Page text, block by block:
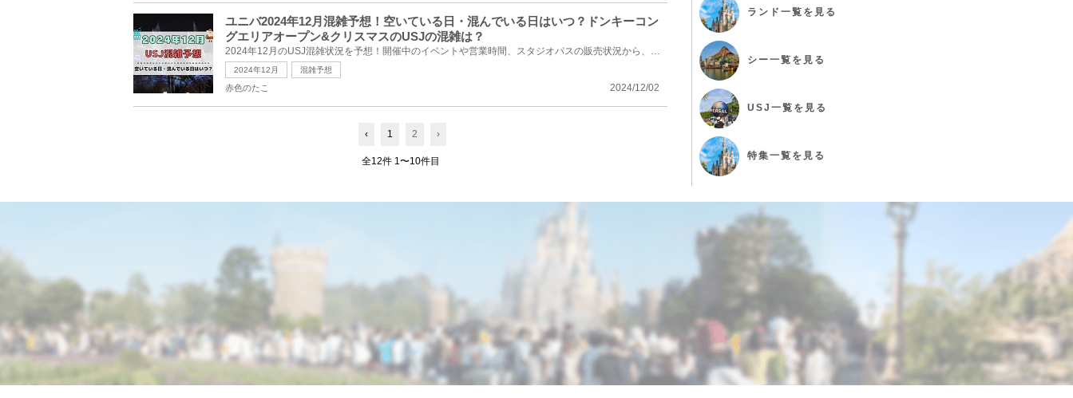
ユニバ2024年12月混雑予想！空いている日・混んでいる日はいつ？ドンキーコン
グエリアオープン&クリスマスのUSJの混雑は？
2024年12月のUSJ混雑状況を予想！開催中のイベントや営業時間、スタジオパスの販売状況から、混雑してい...
2024年12月 混雑予想
2024/12/02
赤色のたこ
‹ 1 2 ›
全12件 1〜10件目
ランド 一覧を見る
シー一覧を見る
USJ 一覧を見る
特集一覧を見る